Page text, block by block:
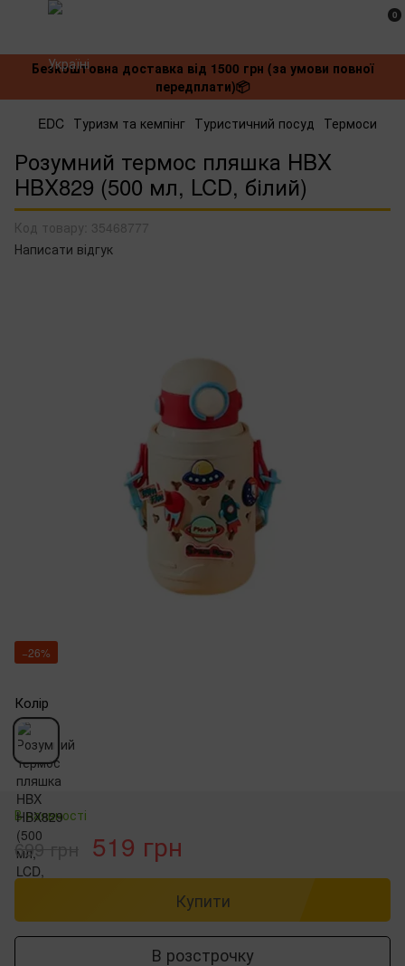
0
Безкоштовна доставка від 1500 грн (за умови повної
передплати)📦
EDC Туризм та кемпінг Туристичний посуд Термоси
Розумний термос пляшка HBX
HBX829 (500 мл, LCD, білий)
Код товару: 35468777
Написати відгук
−26%
Колір
В наявності
519 грн
699 грн
Купити
В розстрочку